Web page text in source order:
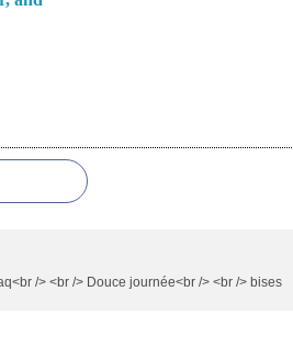
/> <br /> Douce journée<br /> <br /> bises